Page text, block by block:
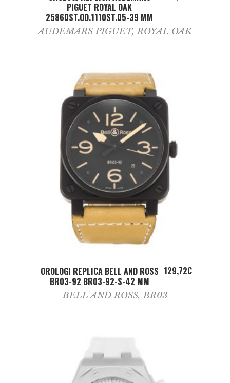
PIGUET ROYAL OAK
25860ST.OO.1110ST.05-39 MM
AUDEMARS PIGUET, ROYAL OAK
ADD TO CART
OROLOGI REPLICA BELL AND ROSS
BR03-92 BR03-92-S-42 MM
129,72€
BELL AND ROSS,BR03